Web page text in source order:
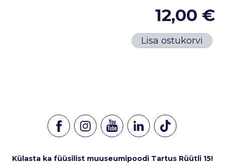
12,00 €
Lisa ostukorvi
Külasta ka füüsilist muuseumipoodi Tartus Rüütli 15!